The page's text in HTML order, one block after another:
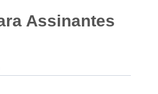
Assinantes